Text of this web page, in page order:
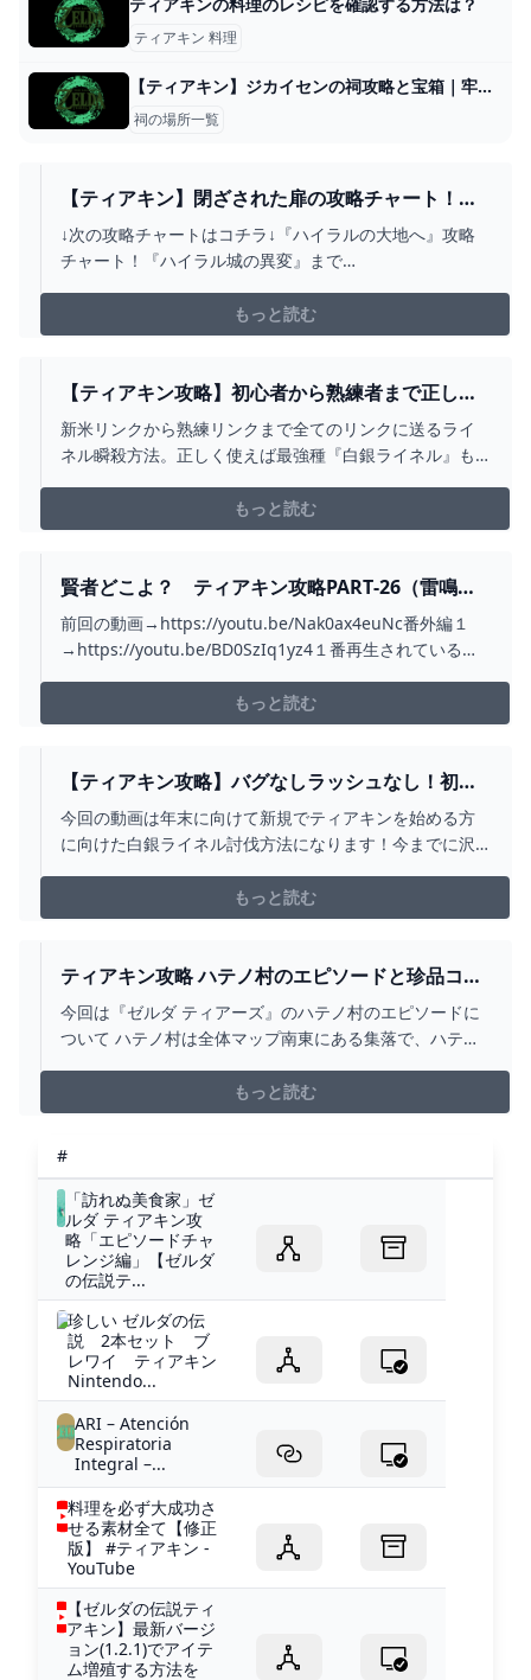
ティアキン 料理
【ティアキン】ジカイセンの祠攻略と宝箱｜牢獄の抜け道【ゼルダの伝説ティアーズオブザキングダム】
祠の場所一覧
【ティアキン】閉ざされた扉の攻略チャート！ク
リア方法を紹介！ - YOUTUBE
↓次の攻略チャートはコチラ↓『ハイラルの大地へ』攻略
チャート！『ハイラル城の異変』まで
アするまでの手順を動画にしました！0:05~ ①まずは、
『ウコウホの祠』へ行きます1:20~ ②『ウコウホの祠』を
もっと読む
【ティアキン攻略】初心者から熟練者まで正しい
使い方しってる？最大攻撃力600超のライネル特効
武器について詳細解説【ゼルダの伝説ティアーズ
新米リンクから熟練リンクまで全てのリンクに送るライ
ネル瞬殺方法。正しく使えば最強種『白銀ライネル』も
倍になる『蛮族装備』の取り方はコチラ
https://youtu.be/NacF1_9DfG4#ゼルダの伝説ティアー
もっと読む
賢者どこよ？ ティアキン攻略PART‐26（雷鳴の
島・竜頭島）【ゼルダの伝説ティアーズオブザキ
ングダム】 - YOUTUBE
前回の動画→https://youtu.be/Nak0ax4euNc番外編１
→https://youtu.be/BD0SzIq1yz4１番再生されている動
コウレンです。ゼルダの伝説ティアーズオブザキングダ
ムの攻略Part‐26になります...
もっと読む
【ティアキン攻略】バグなしラッシュなし！初め
ての白銀ライネル討伐講座 誰でも倒せる討伐方法
と出現場所を徹底解説します【ティアーズオブザ
今回の動画は年末に向けて新規でティアキンを始める方
に向けた白銀ライネル討伐方法になります！今までに沢
とめてみたので、どうしても倒せない、ラッシュできな
い、怖い、バグは使いたくないなど悩んでいる方は是非
ークを誰...
もっと読む
ティアキン攻略 ハテノ村のエピソードと珍品コレ
クションの購入【ゼルダの伝説 ティアーズオブザ
キングダム】
今回は『ゼルダ ティアーズ』のハテノ村のエピソードに
ついて ハテノ村は全体マップ南東にある集落で、ハテノ
コレクションの購入が可能になります。 そこで今回は、
『ゼルダの伝説 …
もっと読む
#
「訪れぬ美食家」ゼ
ルダ ティアキン攻
略「エピソードチャ
レンジ編」【ゼルダ
の伝説テ...
珍しい ゼルダの伝
説 2本セット ブ
レワイ ティアキン
Nintendo...
ARI – Atención
Respiratoria
Integral –...
料理を必ず大成功さ
せる素材全て【修正
版】 #ティアキン -
YouTube
【ゼルダの伝説ティ
アキン】最新バージ
ョン(1.2.1)でアイテ
ム増殖する方法を